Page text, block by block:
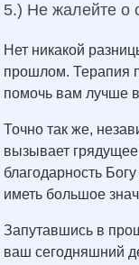
5.) Не жалейте о
Нет никакой
прошлом. Терапия
помочь вам лучше
Точно так же,
вызывает
благодарность
иметь большое
Запутавшись в
ваш сегодняшний